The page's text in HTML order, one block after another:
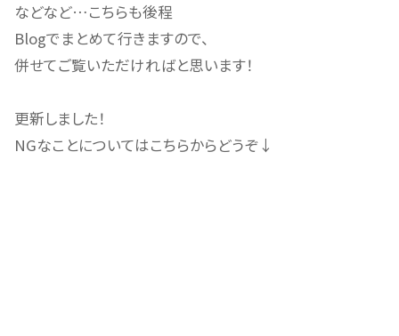
などなど…こちらも後程
Blogでまとめて行きますので、
併せてご覧いただければと思います！
更新しました！
NGなことについてはこちらからどうぞ↓